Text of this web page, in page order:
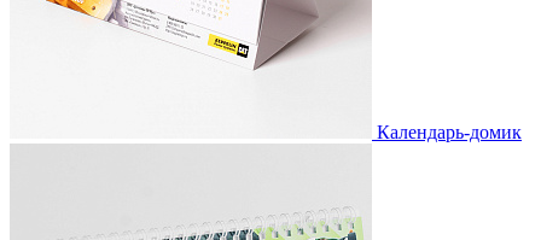
Календарь-домик